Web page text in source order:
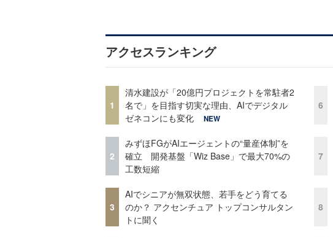
アクセスランキング
1
清水建設が「20億円プロジェクトを常駐者2
名で」を目指す切実な理由、AIでデジタル
ゼネコンにも変化
NEW
2
みずほFGがAIエージェントの“量産体制”を
確立 開発基盤「Wiz Base」で最大70%の
工数短縮
3
AIでシニアが無双状態、若手をどう育てる
のか？ アクセンチュア トップコンサルタン
トに聞く
6
7
8